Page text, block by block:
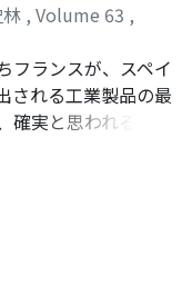
, Volume 63 ,
リ, ハルヒコ
フランスが、スペイ
される工業製品の最
実と思われるが、
ランスの地位は一
の動きを同時期の
比較対照した結
た。すなわち、スペ